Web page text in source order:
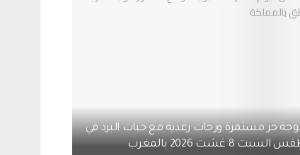
حر مستمرة وزخات رعدية مع حبات البرد في
السبت 8 غشت 2026 بالمغرب